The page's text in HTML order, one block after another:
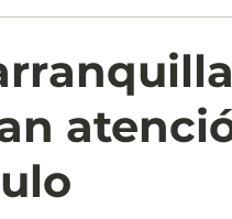
Rating Política